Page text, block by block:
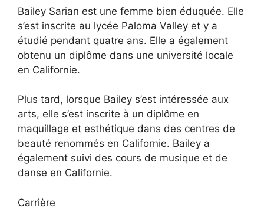
Bailey Sarian est une femme bien éduquée. Elle
s’est inscrite au lycée Paloma Valley et y a
étudié pendant quatre ans. Elle a également
obtenu un diplôme dans une université locale
en Californie.
Plus tard, lorsque Bailey s’est intéressée aux
arts, elle s’est inscrite à un diplôme en
maquillage et esthétique dans des centres de
beauté renommés en Californie. Bailey a
également suivi des cours de musique et de
danse en Californie.
Carrière